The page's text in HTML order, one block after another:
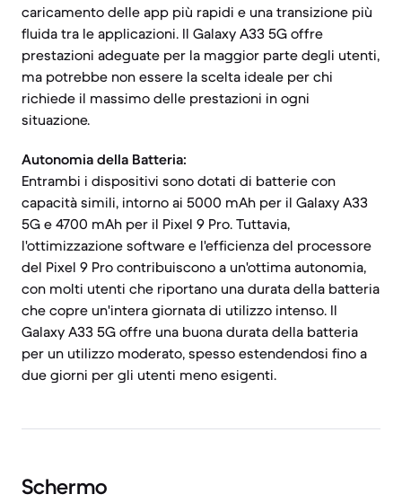
caricamento delle app più rapidi e una transizione più
fluida tra le applicazioni. Il Galaxy A33 5G offre
prestazioni adeguate per la maggior parte degli utenti,
ma potrebbe non essere la scelta ideale per chi
richiede il massimo delle prestazioni in ogni
situazione.
Autonomia della Batteria:
Entrambi i dispositivi sono dotati di batterie con
capacità simili, intorno ai 5000 mAh per il Galaxy A33
5G e 4700 mAh per il Pixel 9 Pro. Tuttavia,
l'ottimizzazione software e l'efficienza del processore
del Pixel 9 Pro contribuiscono a un'ottima autonomia,
con molti utenti che riportano una durata della batteria
che copre un'intera giornata di utilizzo intenso. Il
Galaxy A33 5G offre una buona durata della batteria
per un utilizzo moderato, spesso estendendosi fino a
due giorni per gli utenti meno esigenti.
Schermo